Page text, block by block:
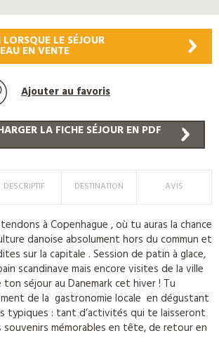
LE SÉJOUR
EN VENTE
Ajouter au favoris
LA FICHE SÉJOUR EN PDF
DESCRIPTIF DESTINATION AVIS
à Copenhague , où tu auras la chance
danoise absolument hors du commun et
sur la capitale . Session de patin à glace,
scandinave mais encore visites de la ville
séjour au Danemark cet hiver ! Tu
de la gastronomie locale en dégustant
typiques : tant d’activités qui te laisseront
mémorables en tête, de retour en